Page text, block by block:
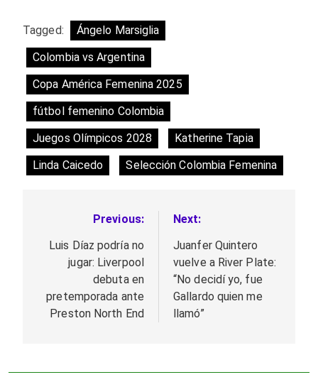
Tagged:
Ángelo Marsiglia
Colombia vs Argentina
Copa América Femenina 2025
fútbol femenino Colombia
Juegos Olímpicos 2028
Katherine Tapia
Linda Caicedo
Selección Colombia Femenina
Navegación
de
entradas
Previous:
Luis Díaz podría no
jugar: Liverpool
debuta en
pretemporada ante
Preston North End
Next:
Juanfer Quintero
vuelve a River Plate:
“No decidí yo, fue
Gallardo quien me
llamó”